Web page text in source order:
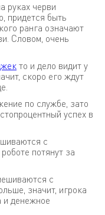
руках черви
придется быть
ранга означают
Словом, очень
то и дело видит у
скоро его ждут
по службе, зато
успех в
с
потянут за
с
значит, игрока
и денежное